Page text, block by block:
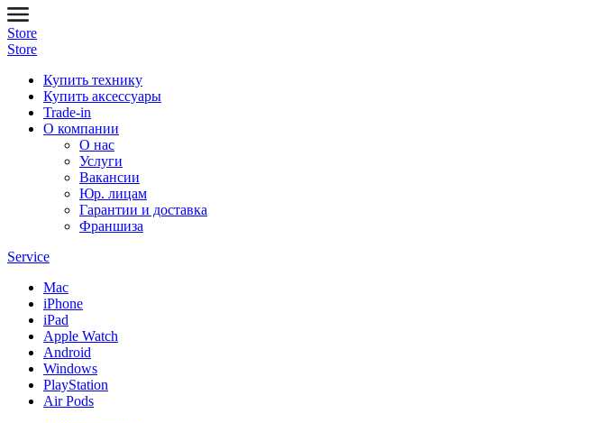
Store
Store
Купить технику
Купить аксессуары
Trade-in
О компании
О нас
Услуги
Вакансии
Юр. лицам
Гарантии и доставка
Франшиза
Service
Mac
iPhone
iPad
Apple Watch
Android
Windows
PlayStation
Air Pods